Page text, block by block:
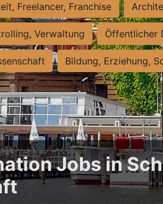
Freelancer, Franchise
Verwaltung Öffentlicher
Bildung, Erziehung,
Jobs in